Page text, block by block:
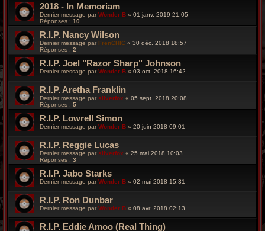
2018 - In Memoriam
Dernier message parWonder B « 01 janv. 2019 21:05
Réponses : 10
R.I.P. Nancy Wilson
Dernier message par FrenCHIC « 30 déc. 2018 18:57
Réponses : 2
R.I.P. Joel "Razor Sharp" Johnson
Dernier message parWonder B « 03 oct. 2018 16:42
R.I.P. Aretha Franklin
Dernier message par silverfox « 05 sept. 2018 20:08
Réponses : 5
R.I.P. Lowrell Simon
Dernier message parWonder B « 20 juin 2018 09:01
R.I.P. Reggie Lucas
Dernier message par silverfox « 25 mai 2018 10:03
Réponses : 3
R.I.P. Jabo Starks
Dernier message parWonder B « 02 mai 2018 15:31
R.I.P. Ron Dunbar
Dernier message par Wonder B « 08 avr. 2018 02:13
R.I.P. Eddie Amoo (Real Thing)